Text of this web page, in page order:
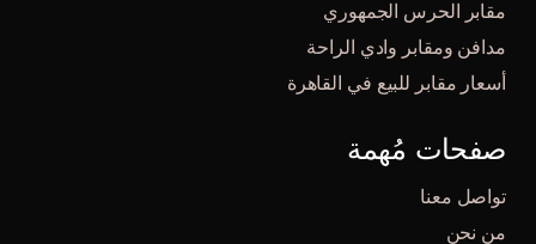
مقابر الحرس الجمهوري
مدافن ومقابر وادي الراحة
أسعار مقابر للبيع في القاهرة
صفحات مُهمة
تواصل معنا
من نحن